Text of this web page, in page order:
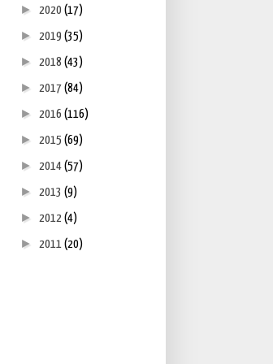
► 2020 (17)
► 2019 (35)
► 2018 (43)
► 2017 (84)
► 2016 (116)
► 2015 (69)
► 2014 (57)
► 2013 (9)
► 2012 (4)
► 2011 (20)